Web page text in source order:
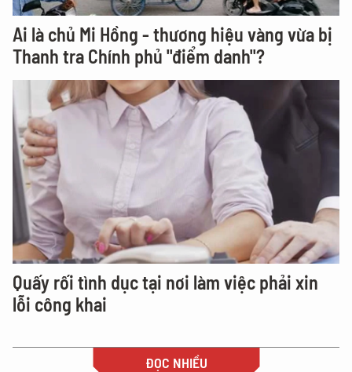
Ai là chủ Mi Hồng - thương hiệu vàng vừa bị
Thanh tra Chính phủ "điểm danh"?
Quấy rối tình dục tại nơi làm việc phải xin
lỗi công khai
ĐỌC NHIỀU